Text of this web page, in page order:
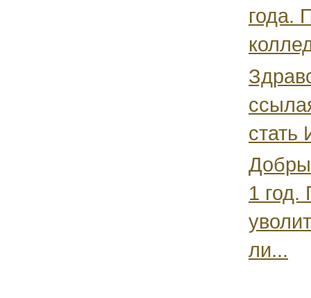
года.
стать
1 год.
ли...